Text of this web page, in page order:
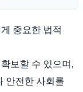
중요한 법적
보할 수 있으며,
안전한 사회를